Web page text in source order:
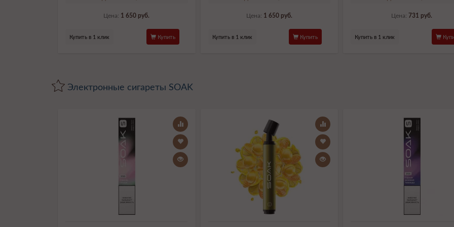
Цена: 1 650 руб.
Купить в 1 клик Купить
Цена: 1 650 руб.
Купить в 1 клик Купить
Цена: 731 руб.
Купить в 1 клик
Электронные сигареты SOAK